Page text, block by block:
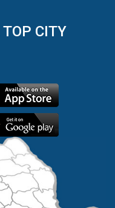
TOP CITY